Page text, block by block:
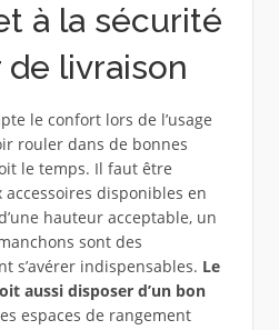
à la sécurité
livraison
le confort lors de l’usage
rouler dans de bonnes
le temps. Il faut être
disponibles en
hauteur acceptable, un
sont des
s’avérer indispensables. Le
aussi disposer d’un bon
espaces de rangement